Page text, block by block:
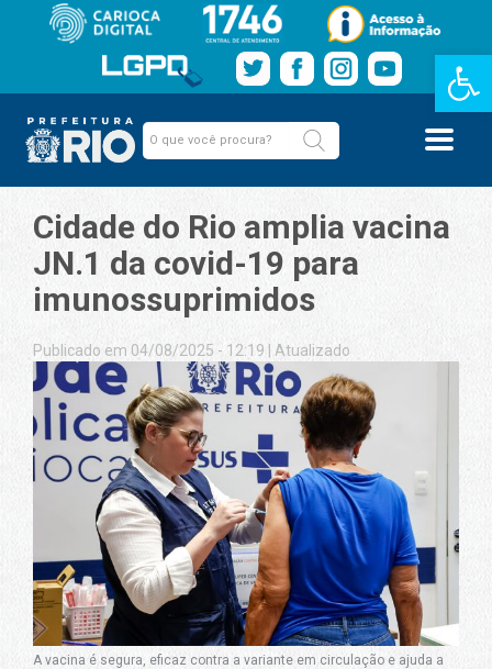
Barra de
Cidade do Rio amplia vacina
JN.1 da covid-19 para
imunossuprimidos
Publicado em 04/08/2025 - 12:19 Atualizado
A vacina é segura, eficaz contra a variante em circulação e ajuda a